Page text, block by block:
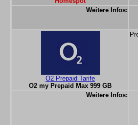
Weitere Infos:
O2 Prepaid Tarife
O2 my Prepaid Max 999 GB
Weitere Infos: